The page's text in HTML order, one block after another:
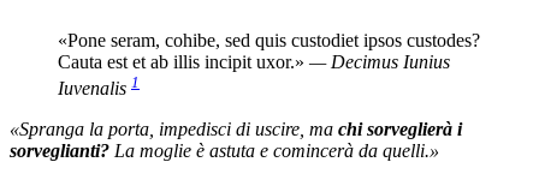
«Pone seram, cohibe, sed quis custodiet ipsos custodes?
Cauta est et ab illis incipit uxor.» — Decimus Iunius
Iuvenalis 1
«Spranga la porta, impedisci di uscire, ma chi sorveglierà i
sorveglianti? La moglie è astuta e comincerà da quelli.»